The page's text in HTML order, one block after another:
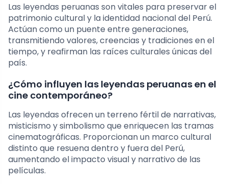
Las leyendas peruanas son vitales para preservar el
patrimonio cultural y la identidad nacional del Perú.
Actúan como un puente entre generaciones,
transmitiendo valores, creencias y tradiciones en el
tiempo, y reafirman las raíces culturales únicas del
país.
¿Cómo influyen las leyendas peruanas en el
cine contemporáneo?
Las leyendas ofrecen un terreno fértil de narrativas,
misticismo y simbolismo que enriquecen las tramas
cinematográficas. Proporcionan un marco cultural
distinto que resuena dentro y fuera del Perú,
aumentando el impacto visual y narrativo de las
películas.